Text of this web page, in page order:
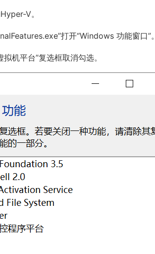
V。
打开“Windows 功能窗口”。
机平台”复选框取消勾选。